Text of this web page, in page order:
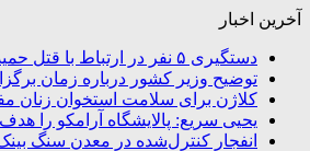
آخرین اخبار
دستگیری ۵ نفر در ارتباط با قتل حمیدرضا رجب‌زاده
توضیح وزیر کشور درباره زمان
کلاژن برای سلامت استخوان زنان
یحیی سریع: پالایشگاه آرامکو را هدف
انفجار کنترل‌شده در معدن سنگ